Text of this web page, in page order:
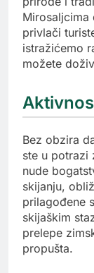
Mirosaljcima
privlači
istražićemo
možete
Bez obzira
ste u potrazi
nude
skijanju,
prilagođene
skijaškim
prelepe
propušta.